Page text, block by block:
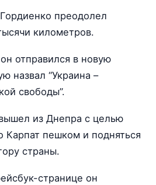
преодолел
километров.
отправился в новую
назвал “Украина –
свободы”.
из Днепра с целью
Карпат пешком и подняться
страны.
странице он